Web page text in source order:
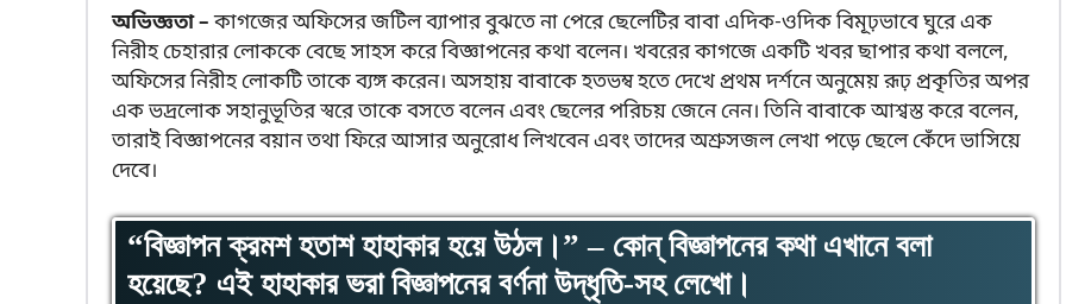
অভিজ্ঞতা –কাগজের অফিসের জটিল ব্যাপার বুঝতে না পেরে ছেলেটির বাবা এদিক-ওদিক বিমূঢ়ভাবে ঘুরে এক
নিরীহ চেহারার লোককে বেছে সাহস করে বিজ্ঞাপনের কথা বলেন। খবরের কাগজে একটি খবর ছাপার কথা বললে,
অফিসের নিরীহ লোকটি তাকে ব্যঙ্গ করেন। অসহায় বাবাকে হতভম্ব হতে দেখে প্রথম দর্শনে অনুমেয় রূঢ় প্রকৃতির অপর
এক ভদ্রলোক সহানুভূতির স্বরে তাকে বসতে বলেন এবং ছেলের পরিচয় জেনে নেন। তিনি বাবাকে আশ্বস্ত করে বলেন,
তারাই বিজ্ঞাপনের বয়ান তথা ফিরে আসার অনুরোধ লিখবেন এবং তাদের অশ্রুসজল লেখা পড়ে ছেলে কেঁদে ভাসিয়ে
দেবে।
“বিজ্ঞাপন ক্রমশ হতাশ হাহাকার হয়ে উঠল।” – কোন্ বিজ্ঞাপনের কথা এখানে বলা
হয়েছে? এই হাহাকার ভরা বিজ্ঞাপনের বর্ণনা উদ্ধৃতি-সহ লেখো।